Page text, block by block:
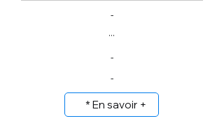
-
...
-
-
* En savoir +